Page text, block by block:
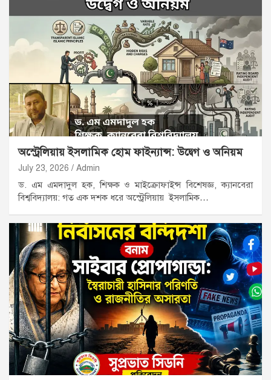
অস্ট্রেলিয়ায় ইসলামিক হোম ফাইন্যান্স: উদ্বেগ ও অনিয়ম
July 23, 2026 Admin
ড. এম এমদাদুল হক, শিক্ষক ও মাইক্রোফাইন্স বিশেষজ্ঞ, ক্যানবেরা
বিশ্ববিদ্যালয়: গত এক দশক ধরে অস্ট্রেলিয়ায় ইসলামিক…